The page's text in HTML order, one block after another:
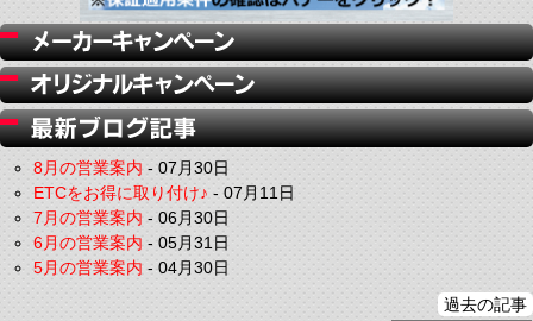
8月の営業案内-07月30日
ETCをお得に取り付け♪-07月11日
7月の営業案内-06月30日
6月の営業案内-05月31日
5月の営業案内-04月30日
過去の記事